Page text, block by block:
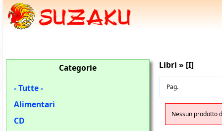
Libri » [I]
Pag.
Nessun prodotto
Categorie
- Tutte -
Alimentari
CD